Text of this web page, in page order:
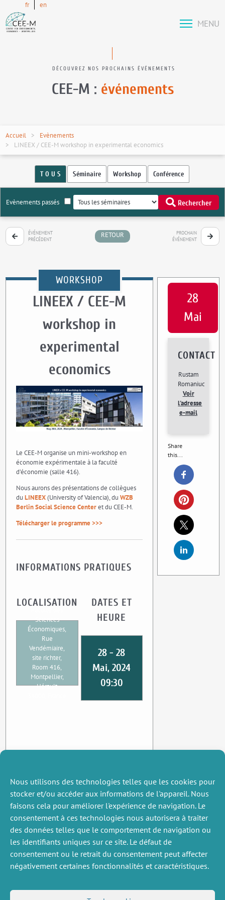
Nous utilisons des technologies telles que les cookies pour
stocker et/ou accéder aux informations de l'appareil. Nous
faisons cela pour améliorer l'expérience de navigation. Le
consentement à ces technologies nous autorisera à traiter
des données telles que le comportement de navigation ou
les identifiants uniques sur ce site. Le défaut de
consentement ou le retrait du consentement peut affecter
négativement certaines fonctionnalités et caractéristiques.
fr en
MENU
DÉCOUVREZ NOS PROCHAINS ÉVÉNEMENTS
CEE-M : événements
Accueil
Evènements
LINEEX / CEE-M workshop in experimental economics
T O U S Séminaire Workshop Conférence
Evènements passés Rechercher
ÉVÉNEMENT
PRÉCÉDENT
RETOUR
PROCHAIN
ÉVÉNEMENT
WORKSHOP
LINEEX / CEE-M
workshop in
experimental
economics
Le CEE-M organise un mini-workshop en
économie expérimentale à la faculté
d’économie (salle 416).
Nous aurons des présentations de collègues
duLINEEX(University of Valencia), duWZB
Berlin Social Science Centeret du CEE-M.
Télécharger le programme >>>
INFORMATIONS PRATIQUES
LOCALISATION
Sciences
Économiques,
Rue
Vendémiaire,
site richter,
Room 416,
Montpellier,
Hérault
DATES ET
HEURE
28 - 28
Mai, 2024
09:30
28
Mai
CONTACT
Rustam
Romaniuc
Voir
l'adresse
e-mail
Share
this...